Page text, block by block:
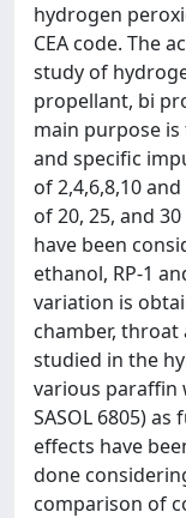
hydrogen
CEA code. The
study of
propellant, bi
main purpose
and specific
of 2,4,6,8,10
of 20, 25, and
have been
ethanol, RP-1
variation is
chamber, throat
studied in the
various paraffin
SASOL 6805)
effects have
done
comparison of